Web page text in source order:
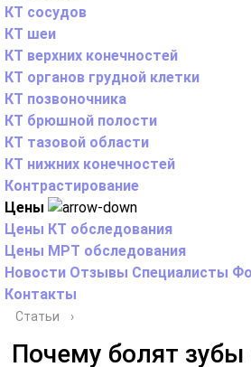
КТ сосудов
КТ шеи
КТ верхних конечностей
КТ органов грудной клетки
КТ позвоночника
КТ брюшной полости
КТ тазовой области
КТ нижних конечностей
Контрастирование
Цены
Цены КТ обследования
Цены МРТ обследования
Новости Отзывы Специалисты
Контакты
Статьи ›
Почему болят зубы